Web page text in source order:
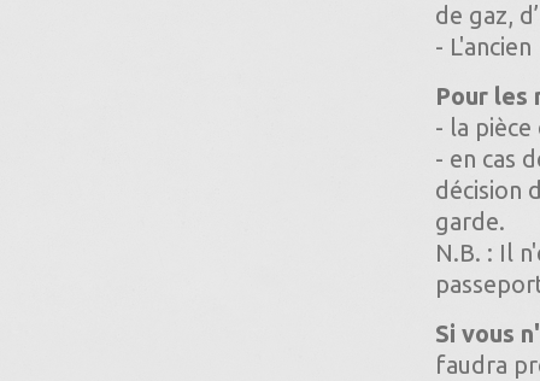
de gaz,
-
Pour les
- la
- en cas
décision
garde.
N.B. : Il
Si vous
faudra